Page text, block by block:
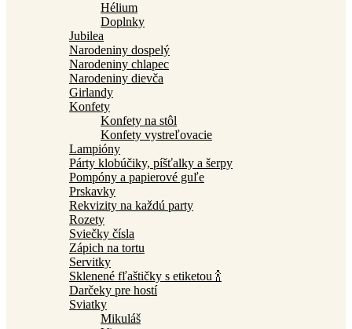
Hélium
Doplnky
Jubilea
Narodeniny dospelý
Narodeniny chlapec
Narodeniny dievča
Girlandy
Konfety
Konfety na stôl
Konfety vystreľovacie
Lampióny
Párty klobúčiky, píšťalky a šerpy
Pompóny a papierové guľe
Prskavky
Rekvizity na každú party
Rozety
Sviečky čísla
Zápich na tortu
Servitky
Sklenené fľaštičky s etiketou 🍾
Darčeky pre hostí
Sviatky
Mikuláš